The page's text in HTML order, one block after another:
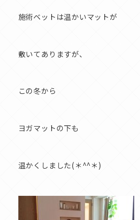
施術ベットは温かいマットが
敷いてありますが、
この冬から
ヨガマットの下も
温かくしました(＊^^＊)